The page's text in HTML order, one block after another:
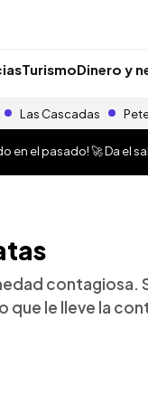
TurismoDinero y
Las Cascadas
en el pasado! 🚀 Da el
contagiosa.
le lleve la